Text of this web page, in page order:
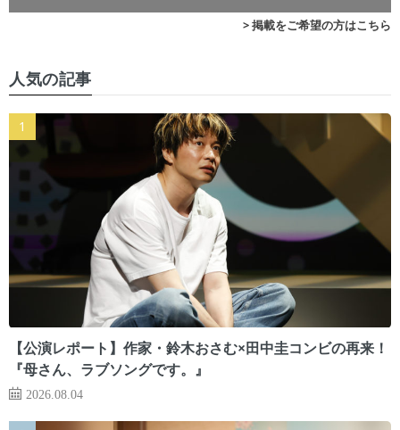
> 掲載をご希望の方はこちら
人気の記事
【公演レポート】作家・鈴木おさむ×田中圭コンビの再来！
『母さん、ラブソングです。』
2026.08.04